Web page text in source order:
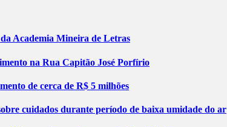
Academia Mineira de Letras
na Rua Capitão José Porfírio
de cerca de R$ 5 milhões
cuidados durante período de baixa umidade do ar